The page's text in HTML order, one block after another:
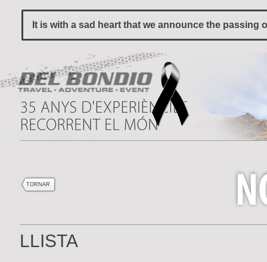
It is with a sad heart that we announce the
TORNAR
LLISTA